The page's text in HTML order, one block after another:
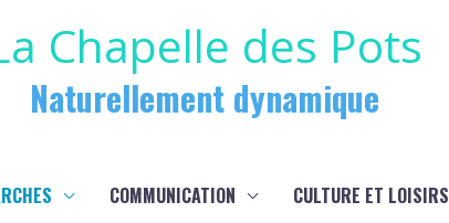
Chapelle des Pots
Naturellement dynamique
COMMUNICATION CULTURE ET LOISIRS